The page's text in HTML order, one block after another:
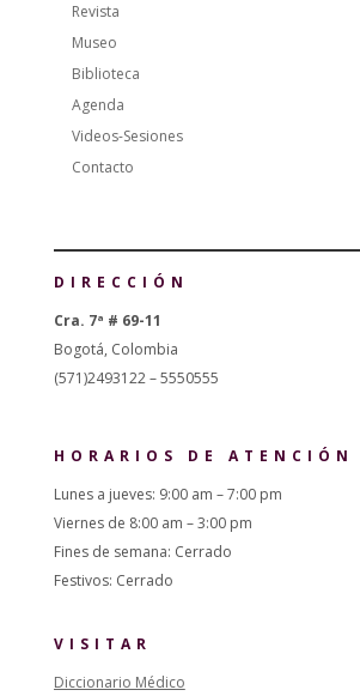
Revista
Museo
Biblioteca
Agenda
Videos-Sesiones
Contacto
DIRECCIÓN
Cra. 7ª # 69-11
Bogotá, Colombia
(571)2493122 – 5550555
HORARIOS DE ATENCIÓN
Lunes a jueves: 9:00 am – 7:00 pm
Viernes de 8:00 am – 3:00 pm
Fines de semana: Cerrado
Festivos: Cerrado
VISITAR
Diccionario Médico